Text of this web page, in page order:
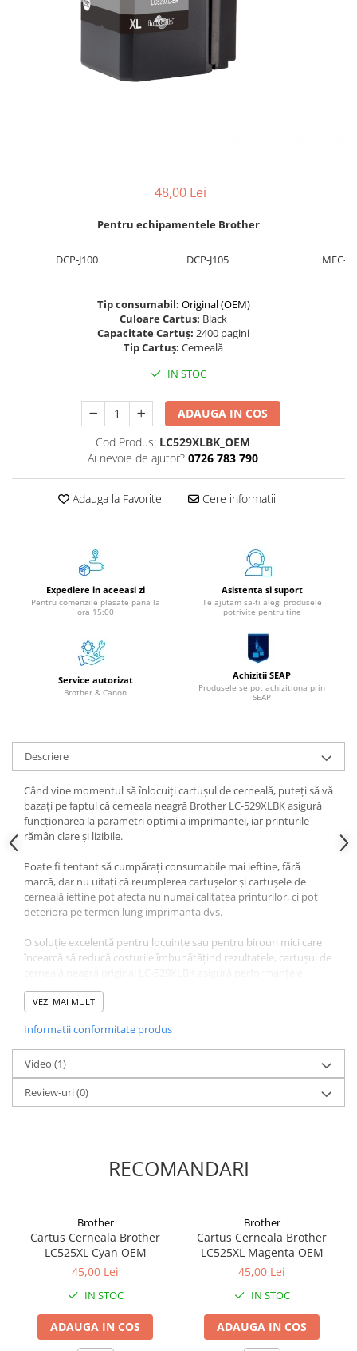
Role Casă de Marcat
Role Hârtie Plotter
Creioane Grafice
Markere / Textmarkere
Rezerve Pixuri / Cerneală
Creioane Mecanice / Mine
Penițe
Folii Protecție
Clipboard-uri
Accesorii pentru Arhivare
Caiete Mecanice
Articole Ambalare
Elastice bani
Intercalatoare
Magneți
Sfoară
Mape
Rechizite Școlare
Penare
Instrumente de Scris și Desen
Accesorii pentru Pictură
Caiete
Coperți Caiete / Cărți
Cretă/Burete/Table Școlare
Articole Creative și Craft
Instrumente Geometrie
Tehnica de birou
Laminatoare
Folii Laminare
Distrugătoare Documente
48,00 Lei
Pentru echipamentele Brother
DCP-J100 DCP-J105 MFC-
Tip consumabil: Original (OEM)
Culoare Cartus: Black
Capacitate Cartuș: 2400 pagini
Tip Cartuș: Cerneală
IN STOC
ADAUGA IN COS
Cod Produs: LC529XLBK_OEM
Ai nevoie de ajutor? 0726 783 790
Adauga la Favorite Cere informatii
Expediere in aceeasi zi
Pentru comenzile plasate pana la
ora 15:00
Asistenta si suport
Te ajutam sa-ti alegi produsele
potrivite pentru tine
Service autorizat
Brother & Canon
Achizitii SEAP
Produsele se pot achizitiona prin
SEAP
Descriere
Când vine momentul să înlocuiți cartușul de cerneală, puteți să vă
bazați pe faptul că cerneala neagră Brother LC-529XLBK asigură
funcționarea la parametri optimi a imprimantei, iar printurile
rămân clare și lizibile.
Poate fi tentant să cumpărați consumabile mai ieftine, fără
marcă, dar nu uitați că reumplerea cartușelor și cartușele de
cerneală ieftine pot afecta nu numai calitatea printurilor, ci pot
deteriora pe termen lung imprimanta dvs.
O soluție excelentă pentru locuințe sau pentru birouri mici care
încearcă să reducă costurile îmbunătățind rezultatele, cartușul de
optime ale imprimantei, oferindu-vă un randament mai bun la un
preț mai avantajos pe termen lung și rezultate impresionante de
VEZI MAI MULT
Informatii conformitate produs
Video (1)
Review-uri(0)
RECOMANDARI
Brother
Cartus Cerneala Brother
LC525XL Cyan OEM
45,00 Lei
IN STOC
ADAUGA IN COS
Brother
Cartus Cerneala Brother
LC525XL Magenta OEM
45,00 Lei
IN STOC
ADAUGA IN COS